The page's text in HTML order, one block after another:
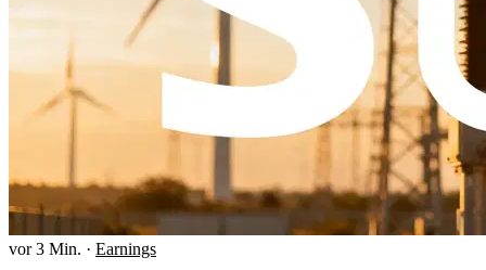
vor 3 Min. · Earnings